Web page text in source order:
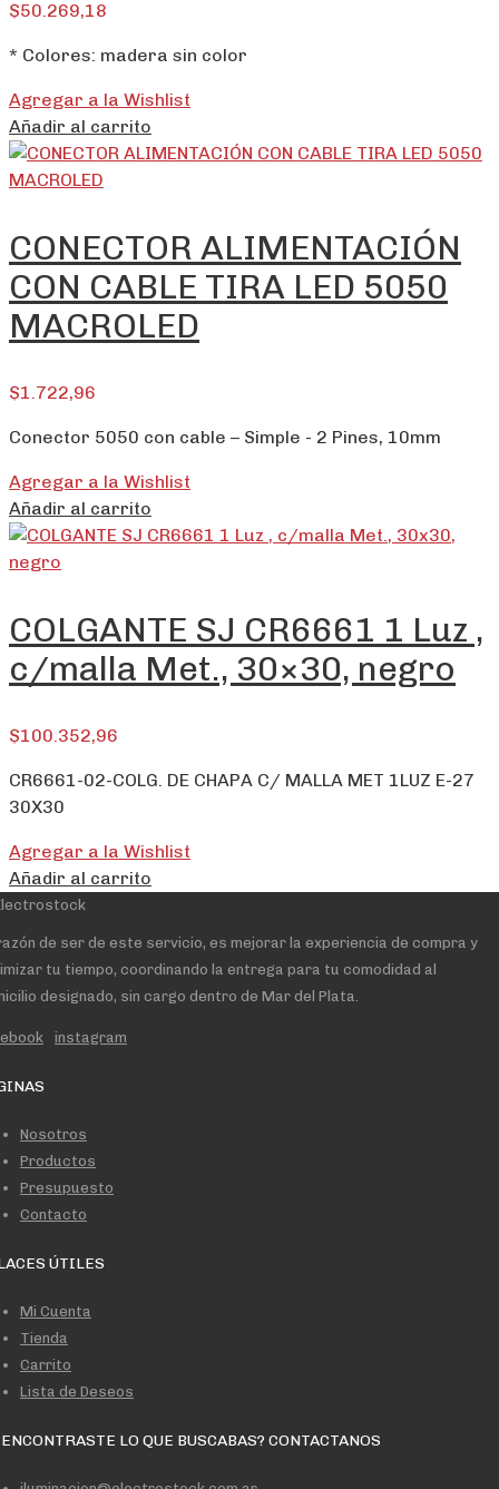
$50.269,18
* Colores: madera sin color
Agregar a la Wishlist
Añadir al carrito
CONECTOR ALIMENTACIÓN
CON CABLE TIRA LED 5050
MACROLED
$1.722,96
Conector 5050 con cable – Simple - 2 Pines, 10mm
Agregar a la Wishlist
Añadir al carrito
COLGANTE SJ CR6661 1 Luz ,
c/malla Met., 30×30, negro
$100.352,96
CR6661-02-COLG. DE CHAPA C/ MALLA MET 1LUZ E-27
30X30
Agregar a la Wishlist
Añadir al carrito
de ser de este servicio, es mejorar la experiencia de compra y
tu tiempo, coordinando la entrega para tu comodidad al
designado, sin cargo dentro de Mar del Plata.
instagram
Nosotros
Productos
Presupuesto
Contacto
ÚTILES
Mi Cuenta
Tienda
Carrito
Lista de Deseos
LO QUE BUSCABAS? CONTACTANOS